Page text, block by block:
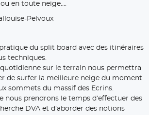
en toute neige....
Pelvoux
du split board avec des itinéraires
techniques.
sur le terrain nous permettra
de surfer la meilleure neige du moment
sommets du massif des Ecrins.
nous prendrons le temps d’effectuer des
DVA et d’aborder des notions